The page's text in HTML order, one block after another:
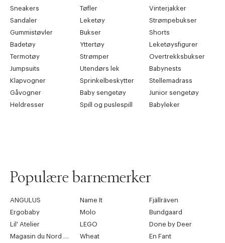
Sneakers
Tøfler
Vinterjakker
Sandaler
Leketøy
Strømpebukser
Gummistøvler
Bukser
Shorts
Badetøy
Yttertøy
Leketøysfigurer
Termotøy
Strømper
Overtrekksbukser
Jumpsuits
Utendørs lek
Babynests
Klapvogner
Sprinkelbeskytter
Stellemadrass
Gåvogner
Baby sengetøy
Junior sengetøy
Heldresser
Spill og puslespill Babyleker
Populære barnemerker
ANGULUS Name It
Fjällräven
Ergobaby
Molo
Bundgaard
Lil' Atelier
LEGO
Done by Deer
Wheat
En Fant